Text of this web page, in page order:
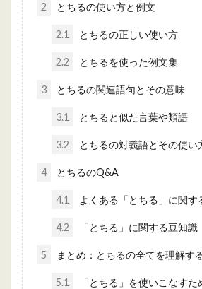
2 とちるの使い方と例文
2.1 とちるの正しい使い方
2.2 とちるを使った例文集
3 とちるの関連語句とその意味
3.1 とちると似た言葉や類語
3.2 とちるの対義語とその使い
4 とちるのQ&A
4.1 よくある「とちる」に関す
4.2 「とちる」に関する豆知識
5 まとめ：とちるの全てを理解す
5.1
「とちる」を使いこなすた